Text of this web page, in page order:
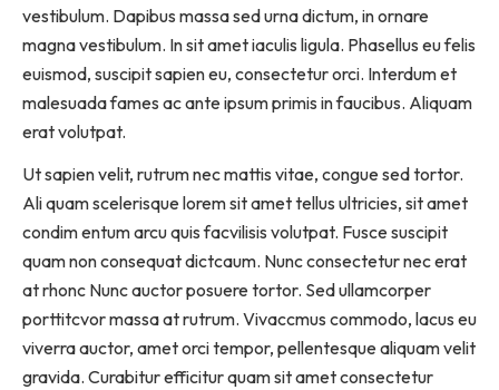
vestibulum. Dapibus massa sed urna dictum, in ornare
magna vestibulum. In sit amet iaculis ligula. Phasellus eu felis
euismod, suscipit sapien eu, consectetur orci. Interdum et
malesuada fames ac ante ipsum primis in faucibus. Aliquam
erat volutpat.
Ut sapien velit, rutrum nec mattis vitae, congue sed tortor.
Ali quam scelerisque lorem sit amet tellus ultricies, sit amet
condim entum arcu quis facvilisis volutpat. Fusce suscipit
quam non consequat dictcaum. Nunc consectetur nec erat
at rhonc Nunc auctor posuere tortor. Sed ullamcorper
porttitcvor massa at rutrum. Vivaccmus commodo, lacus eu
viverra auctor, amet orci tempor, pellentesque aliquam velit
gravida. Curabitur efficitur quam sit amet consectetur